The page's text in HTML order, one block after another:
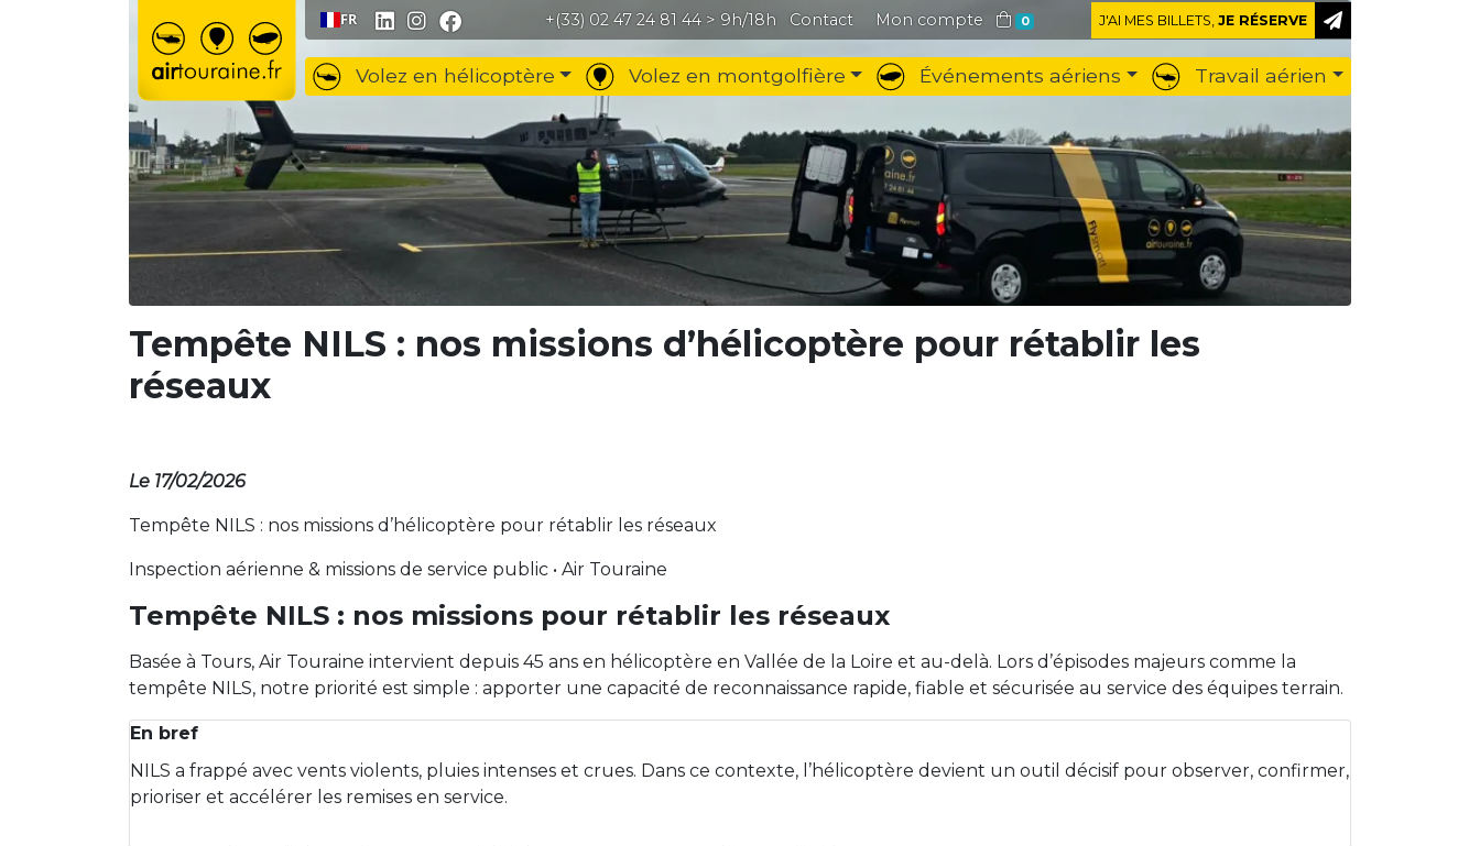
FR +(33) 02 47 24 81 44 > 9h/18h Contact Mon compte 0 J'AI MES BILLETS,JE RÉSERVE
Volez en hélicoptère Volez en montgolfière Événements aériens Travail aérien
Tempête NILS : nos missions d’hélicoptère pour rétablir les
réseaux
Le 17/02/2026
Tempête NILS : nos missions d’hélicoptère pour rétablir les réseaux
Inspection aérienne & missions de service public • Air Touraine
Tempête NILS : nos missions pour rétablir les réseaux
Basée à Tours, Air Touraine intervient depuis 45 ans en hélicoptère en Vallée de la Loire et au-delà. Lors d’épisodes majeurs comme la
tempête NILS, notre priorité est simple : apporter une capacité de reconnaissance rapide, fiable et sécurisée au service des équipes terrain.
En bref
NILS a frappé avec vents violents, pluies intenses et crues. Dans ce contexte, l’hélicoptère devient un outil décisif pour observer, confirmer,
prioriser et accélérer les remises en service.